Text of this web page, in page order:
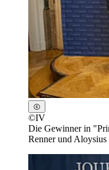
©IV
Die Gewinner in
Renner und Aloysius